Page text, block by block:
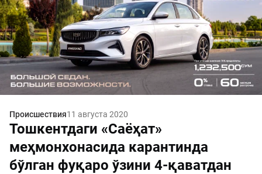
Происшествия11 августа 2020
Тошкентдаги «Саёҳат»
меҳмонхонасида карантинда
бўлган фуқаро ўзини 4-қаватдан